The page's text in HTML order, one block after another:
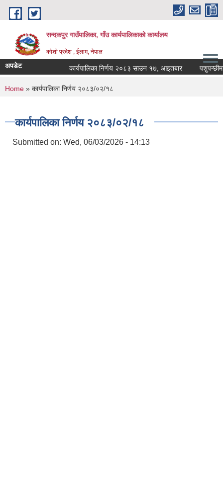
Skip to main content
सन्दकपुर गाउँपालिका, गाँउ कार्यपालिकाको कार्यालय
कोशी प्रदेश , ईलाम, नेपाल
अपडेट कार्यपालिका निर्णय २०८३ साउन १७, आइतबार पशुपन्छीमा
You are here
Home » कार्यपालिका निर्णय २०८३/०२/१८
कार्यपालिका निर्णय २०८३/०२/१८
Submitted on: Wed, 06/03/2026 - 14:13